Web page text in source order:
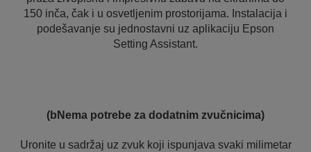
150 inča, čak i u osvetljenim prostorijama. Instalacija i
podešavanje su jednostavni uz aplikaciju Epson
Setting Assistant.
(bNema potrebe za dodatnim zvučnicima)
Uronite u sadržaj uz zvuk koji ispunjava svaki milimetar